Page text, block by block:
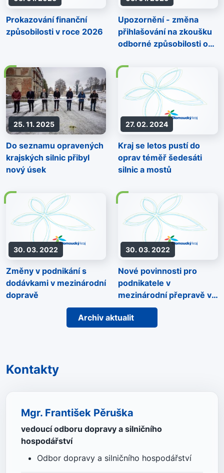
Prokazování finanční
způsobilosti v roce 2026
Upozornění - změna
přihlašování na zkoušku
odborné způsobilosti od
25. 11. 2025
Do seznamu opravených
krajských silnic přibyl
nový úsek
27. 02. 2024
Kraj se letos pustí do
oprav téměř šedesáti
silnic a mostů
30. 03. 2022
Změny v podnikání s
dodávkami v mezinárodní
dopravě
30. 03. 2022
Nové povinnosti pro
podnikatele v
mezinárodní přepravě v
rámci EU či při využití
kabotáže s vozidly v
Archiv aktualit
Kontakty
Mgr. František Pěruška
vedoucí odboru dopravy a silničního
hospodářství
Odbor dopravy a silničního hospodářství